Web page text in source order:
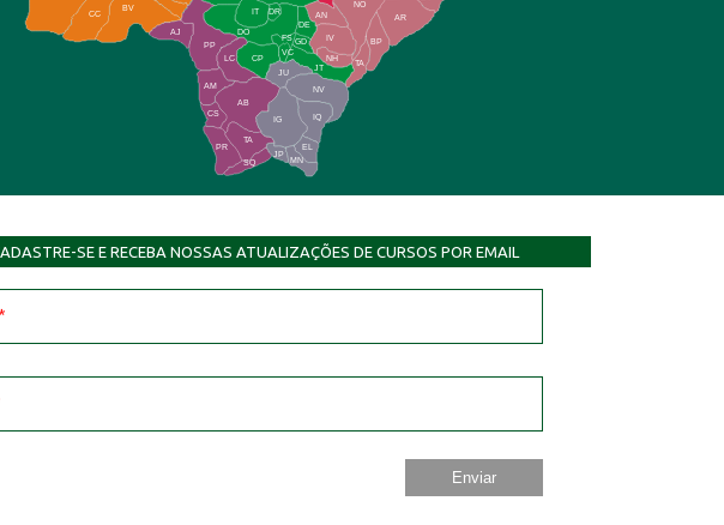
AR
TA
NH
JT
IT
DR
DO
CP
JU
NV
IQ
EL
BV
CC
PP
AJ
LC
AM
AB
JP
CS
PR
TA
SQ
IG
MN
NO
BP
AN
IV
FS
VC
GD
DE
SE E RECEBA NOSSAS ATUALIZAÇÕES DE CURSOS POR EMAIL
*